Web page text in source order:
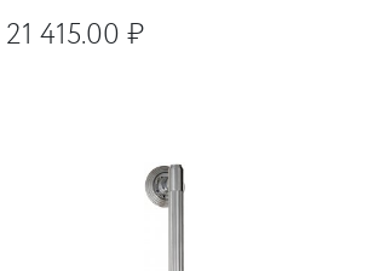
21 415.00 ₽